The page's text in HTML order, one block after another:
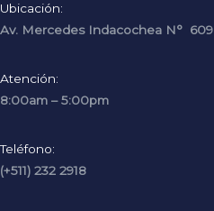
Ubicación:
Av. Mercedes Indacochea N° 609
Atención:
8:00am – 5:00pm
Teléfono:
(+511) 232 2918